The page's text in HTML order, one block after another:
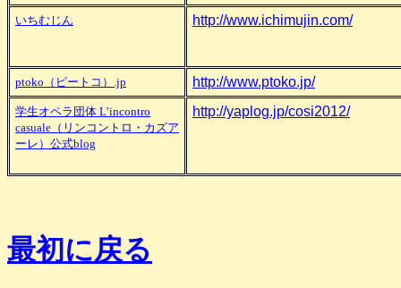
いちむじん http://www.ichimujin.com/
ptoko（ピートコ）.jp http://www.ptoko.jp/
学生オペラ団体 L’incontro
casuale（リンコントロ・カズア
ーレ）公式blog
http://yaplog.jp/cosi2012/
最初に戻る